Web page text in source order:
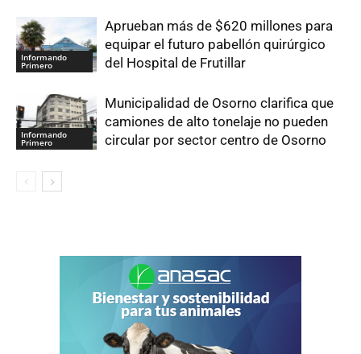
Informando
Primero
Aprueban más de $620 millones para
equipar el futuro pabellón quirúrgico
del Hospital de Frutillar
Informando
Primero
Municipalidad de Osorno clarifica que
camiones de alto tonelaje no pueden
circular por sector centro de Osorno